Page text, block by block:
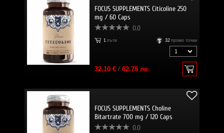
FOCUS SUPPLEMENTS Citicoline 250
mg / 60 Caps
0.0
1 пъти 32 промо точки
32.10 €/ 62.78 лв.
FOCUS SUPPLEMENTS Choline
Bitartrate 700 mg / 120 Caps
0.0